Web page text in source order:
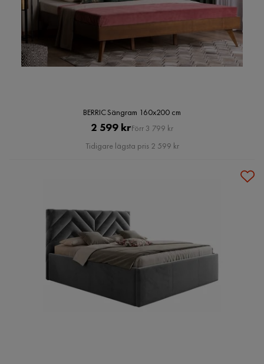
BERRIC Sängram 160x200 cm
Pris
2 599 krOriginal
Pris
Förr 3 799 kr
Tidigare lägsta pris 2 599 kr